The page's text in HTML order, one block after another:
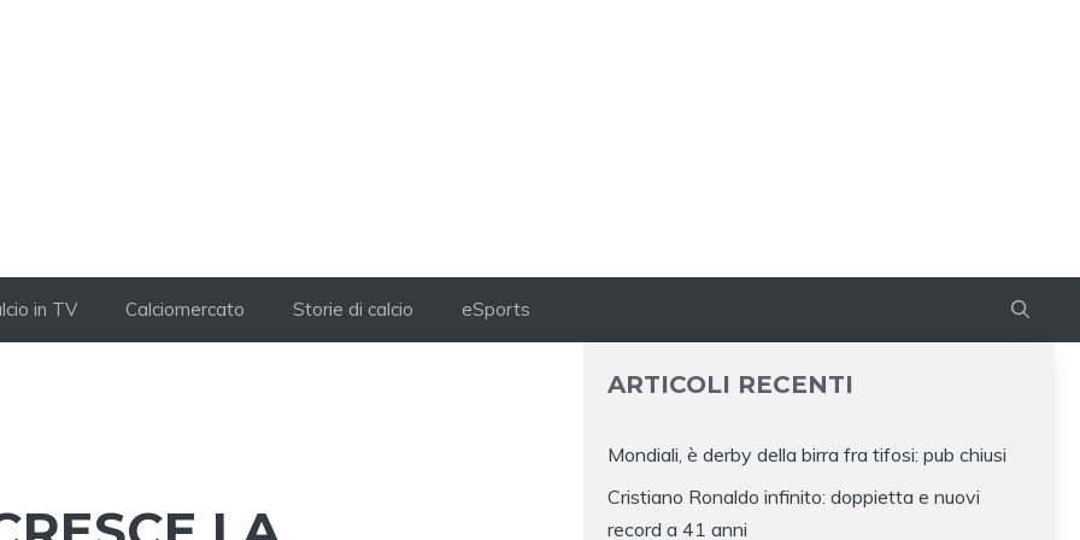
in TV Calciomercato Storie di calcio eSports
ARTICOLI RECENTI
Mondiali, è derby della birra fra tifosi: pub chiusi
Cristiano Ronaldo infinito: doppietta e nuovi
record a 41 anni